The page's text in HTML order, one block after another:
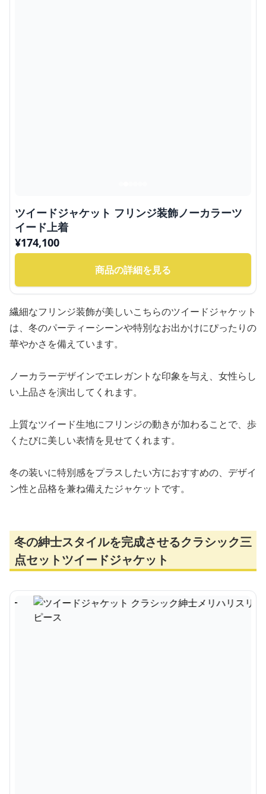
ツイードジャケット フリンジ装飾ノーカラーツ
イード上着
¥174,100
商品の詳細を見る
繊細なフリンジ装飾が美しいこちらのツイードジャケット
は、冬のパーティーシーンや特別なお出かけにぴったりの
華やかさを備えています。
ノーカラーデザインでエレガントな印象を与え、女性らし
い上品さを演出してくれます。
上質なツイード生地にフリンジの動きが加わることで、歩
くたびに美しい表情を見せてくれます。
冬の装いに特別感をプラスしたい方におすすめの、デザイ
ン性と品格を兼ね備えたジャケットです。
冬の紳士スタイルを完成させるクラシック三
点セットツイードジャケット